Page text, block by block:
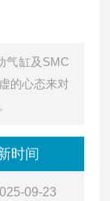
气缸及SMC
的心态来对
时间
09-23